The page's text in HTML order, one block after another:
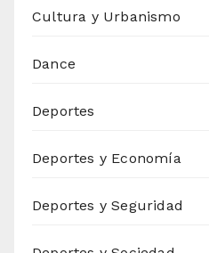
Cultura y Urbanismo
Dance
Deportes
Deportes y Economía
Deportes y Seguridad